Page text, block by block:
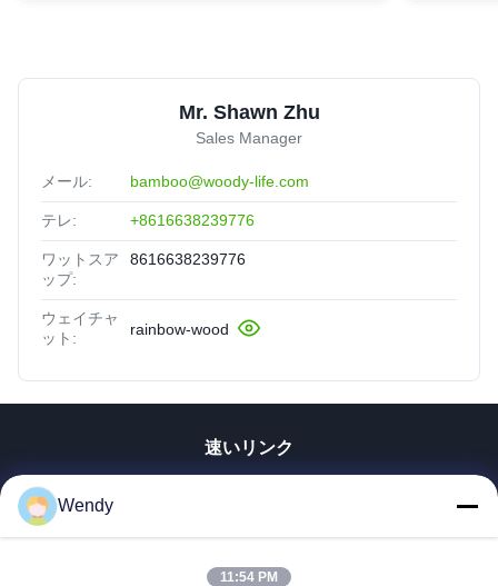
Mr. Shawn Zhu
Sales Manager
メール: bamboo@woody-life.com
テレ: +8616638239776
ワットスア
ップ:
8616638239776
ウェイチャ
ット:
rainbow-wood
速いリンク
VRショー
Wendy
11:54 PM